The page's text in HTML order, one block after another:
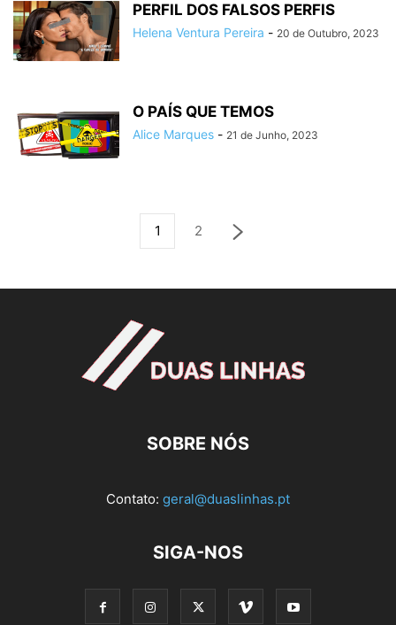
PERFIL DOS FALSOS PERFIS
Helena Ventura Pereira - 20 de Outubro, 2023
O PAÍS QUE TEMOS
Alice Marques - 21 de Junho, 2023
1 2
SOBRE NÓS
Contato: geral@duaslinhas.pt
SIGA-NOS